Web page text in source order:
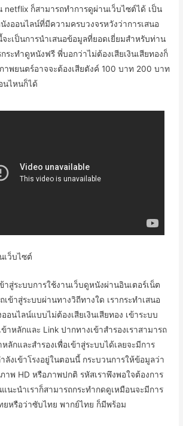
netflix ก็สามารถทำการดูผ่านเว็บไซต์ได้ เป็น
งออนไลน์ที่มีความครบวงจรหวังว่าการเสนอ
จะเป็นการนำเสนอข้อมูลที่ยอดเยี่ยมสำหรับท่าน
ระทำดูหนังฟรี พี่บอกว่าไม่ต้องเสียเงินเสียทองก็
าพยนตร์อาจจะต้องเสียตังค์ 100 บาท 200 บาท
นไหนก็ได้
เว็บไซต์
าสู่ระบบการใช้งานเว็บดูหนังผ่านอินเตอร์เน็ต
ข้าสู่ระบบผ่านทางวิถีทางใด เรากระทำเสนอ
อนไลน์แบบไม่ต้องเสียเงินเสียทอง เข้าระบบ
าหลักและ Link ปากทางเข้าสำรองเราสามารถ
ลักและสำรองเพื่อเข้าสู่ระบบได้เลยจะมีการ
ลังเข้าโรงอยู่ในตอนนี้ กระบวนการให้ข้อมูลว่า
าพ HD หรือภาพปกติ รหัสเราพึงพอใจต้องการ
นะนำเราก็สามารถกระทำกดดูเหมือนจะมีการ
ยหรือว่าซับไทย พากย์ไทย ก็มีพร้อม